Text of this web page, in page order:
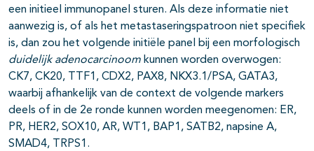
een initieel immunopanel sturen. Als deze informatie niet
aanwezig is, of als het metastaseringspatroon niet specifiek
is, dan zou het volgende initiële panel bij een morfologisch
duidelijk adenocarcinoom kunnen worden overwogen:
CK7, CK20, TTF1, CDX2, PAX8, NKX3.1/PSA, GATA3,
waarbij afhankelijk van de context de volgende markers
deels of in de 2e ronde kunnen worden meegenomen: ER,
PR, HER2, SOX10, AR, WT1, BAP1, SATB2, napsine A,
SMAD4, TRPS1.